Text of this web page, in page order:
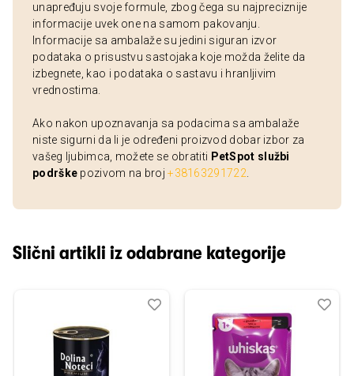
unapređuju svoje formule, zbog čega su najpreciznije
informacije uvek one na samom pakovanju.
Informacije sa ambalaže su jedini siguran izvor
podataka o prisustvu sastojaka koje možda želite da
izbegnete, kao i podataka o sastavu i hranljivim
vrednostima.
Ako nakon upoznavanja sa podacima sa ambalaže
niste sigurni da li je određeni proizvod dobar izbor za
vašeg ljubimca, možete se obratiti PetSpot službi
podrške pozivom na broj+38163291722
Slični artikli iz odabrane kategorije
Dodaj
Uporedi